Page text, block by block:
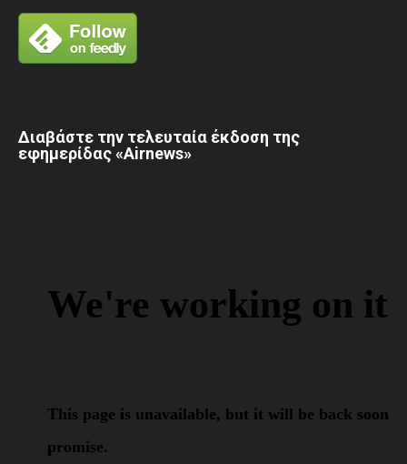
Διαβάστε την τελευταία έκδοση της
εφημερίδας «Airnews»